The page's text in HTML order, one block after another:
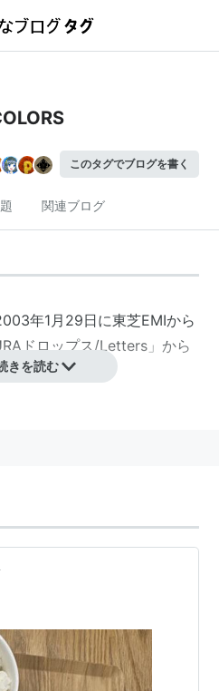
このタグでブログを書く
関連ブログ
年1月29日に東芝EMIから
ドロップス/Letters」から
るシングル。
ィスト:宇多田ヒカル
) を見る
きを読む